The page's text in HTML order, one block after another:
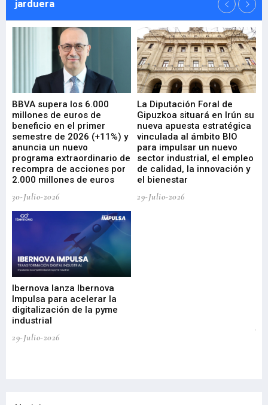
jarduera
BBVA supera los 6.000
millones de euros de
beneficio en el primer
semestre de 2026 (+11%) y
anuncia un nuevo
programa extraordinario de
recompra de acciones por
2.000 millones de euros
30-Julio-2026
La Diputación Foral de
Gipuzkoa situará en Irún su
nueva apuesta estratégica
vinculada al ámbito BIO
para impulsar un nuevo
sector industrial, el empleo
de calidad, la innovación y
el bienestar
29-Julio-2026
Ibernova lanza Ibernova
Impulsa para acelerar la
digitalización de la pyme
industrial
29-Julio-2026